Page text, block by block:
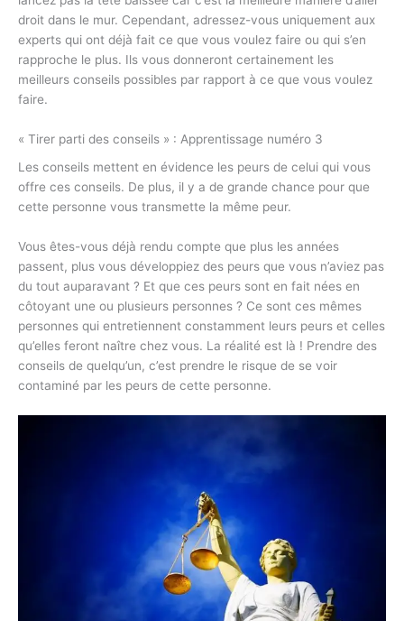
droit dans le mur. Cependant, adressez-vous uniquement aux
experts qui ont déjà fait ce que vous voulez faire ou qui s’en
rapproche le plus. Ils vous donneront certainement les
meilleurs conseils possibles par rapport à ce que vous voulez
faire.
« Tirer parti des conseils » : Apprentissage numéro 3
Les conseils mettent en évidence les peurs de celui qui vous
offre ces conseils. De plus, il y a de grande chance pour que
cette personne vous transmette la même peur.
Vous êtes-vous déjà rendu compte que plus les années
passent, plus vous développiez des peurs que vous n’aviez pas
du tout auparavant ? Et que ces peurs sont en fait nées en
côtoyant une ou plusieurs personnes ? Ce sont ces mêmes
personnes qui entretiennent constamment leurs peurs et celles
qu’elles feront naître chez vous. La réalité est là ! Prendre des
conseils de quelqu’un, c’est prendre le risque de se voir
contaminé par les peurs de cette personne.